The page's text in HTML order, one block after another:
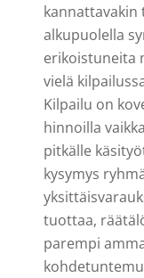
kannattavakin
alkupuolella
erikoistuneita
vielä
Kilpailu on
hinnoilla
pitkälle
kysymys
tuottaa,
parempi